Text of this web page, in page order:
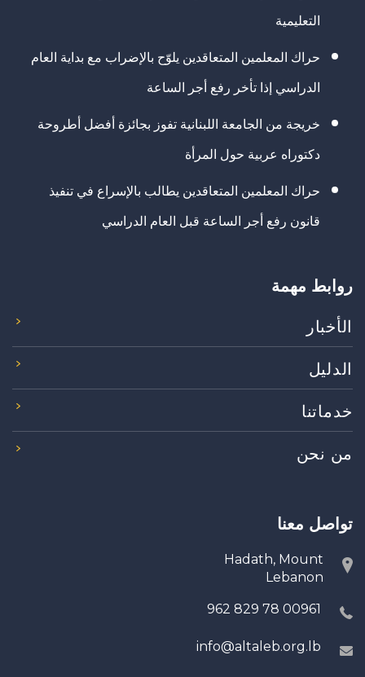
التعليمية
حراك المعلمين المتعاقدين يلوّح بالإضراب مع بداية العام
الدراسي إذا تأخر رفع أجر الساعة
خريجة من الجامعة اللبنانية تفوز بجائزة أفضل أطروحة
دكتوراه عربية حول المرأة
حراك المعلمين المتعاقدين يطالب بالإسراع في تنفيذ
قانون رفع أجر الساعة قبل العام الدراسي
روابط مهمة
الأخبار
الدليل
خدماتنا
من نحن
تواصل معنا
Hadath, Mount
Lebanon
00961 78 829 962
info@altaleb.org.lb